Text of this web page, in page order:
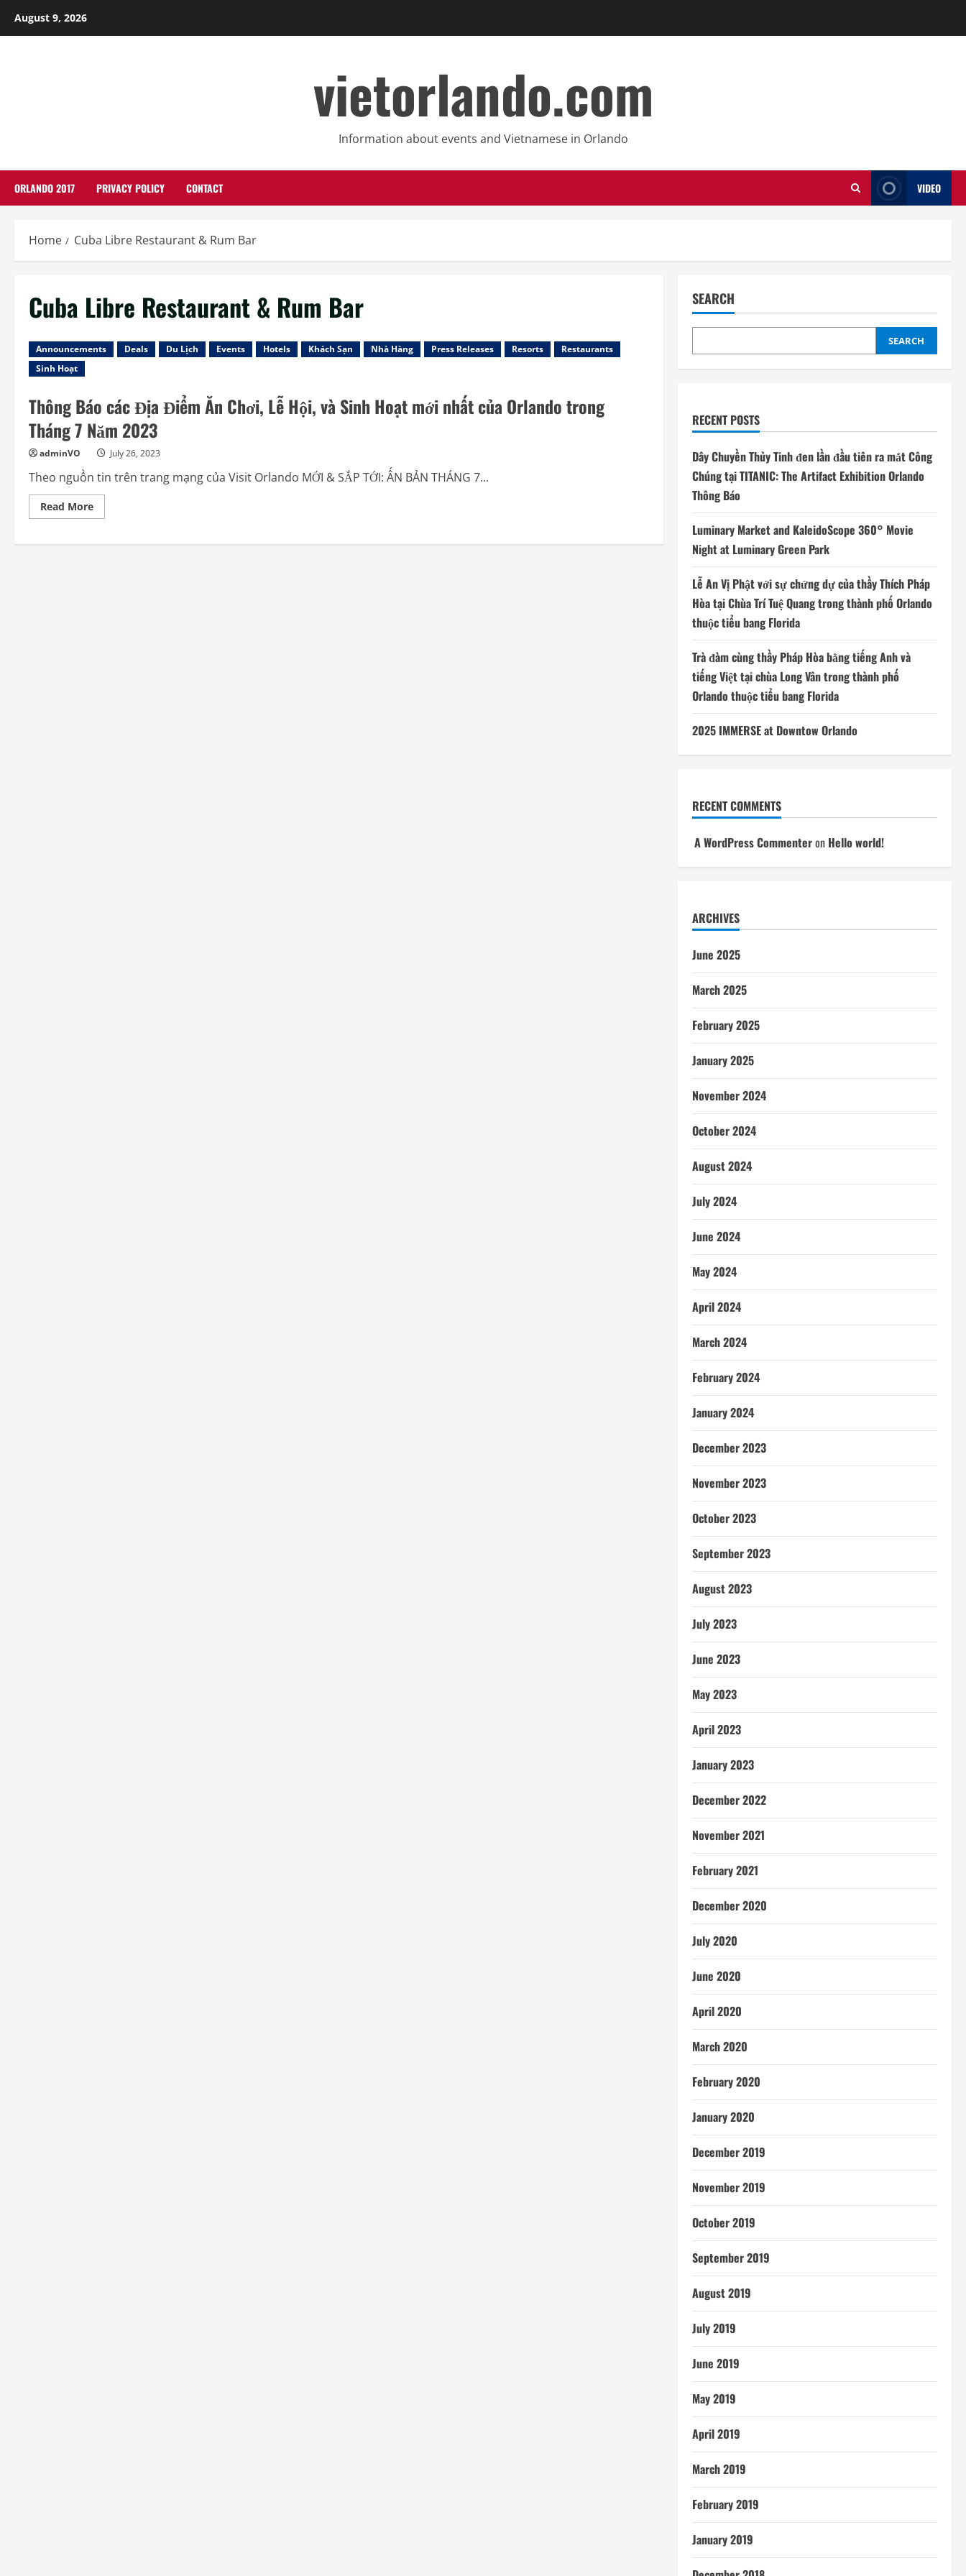
August 9, 2026
vietorlando.com
Information about events and Vietnamese in Orlando
ORLANDO 2017 PRIVACY POLICY CONTACT VIDEO
Home Cuba Libre Restaurant & Rum Bar
Cuba Libre Restaurant & Rum Bar
Announcements Deals Du Lịch Events Hotels Khách Sạn Nhà Hàng Press Releases Resorts
Restaurants
Sinh Hoạt
Thông Báo các Địa Điểm Ăn Chơi, Lễ Hội, và Sinh Hoạt mới nhất của Orlando trong
Tháng 7 Năm 2023
adminVO July 26, 2023
Theo nguồn tin trên trang mạng của Visit Orlando MỚI & SẮP TỚI: ẤN BẢN THÁNG 7...
Read MoreRead
more
Báo
SEARCH
SEARCH
RECENT POSTS
Dây Chuyền Thủy Tinh đen lần đầu tiên ra mắt Công
Chúng tại TITANIC: The Artifact Exhibition Orlando
Thông Báo
Luminary Market and KaleidoScope 360° Movie
Night at Luminary Green Park
Lễ An Vị Phật với sự chứng dự của thầy Thích Pháp
Hòa tại Chùa Trí Tuệ Quang trong thành phố Orlando
thuộc tiểu bang Florida
Trà đàm cùng thầy Pháp Hòa bằng tiếng Anh và
tiếng Việt tại chùa Long Vân trong thành phố
Orlando thuộc tiểu bang Florida
2025 IMMERSE at Downtow Orlando
RECENT COMMENTS
A WordPress Commenteron Hello world!
ARCHIVES
June 2025
March 2025
February 2025
January 2025
November 2024
October 2024
August 2024
July 2024
June 2024
May 2024
April 2024
March 2024
February 2024
January 2024
December 2023
November 2023
October 2023
September 2023
August 2023
July 2023
June 2023
May 2023
April 2023
January 2023
December 2022
November 2021
February 2021
December 2020
July 2020
June 2020
April 2020
March 2020
February 2020
January 2020
December 2019
November 2019
October 2019
September 2019
August 2019
July 2019
June 2019
May 2019
April 2019
March 2019
February 2019
January 2019